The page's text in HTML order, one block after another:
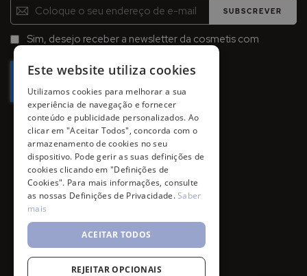
Inscreva-
se
na
Newsletter:
SUBSCREVER
Sim, desejo receber a newsletter da cosmetis com
Este website utiliza cookies
Utilizamos cookies para melhorar a sua
experiência de navegação e fornecer
conteúdo e publicidade personalizados. Ao
clicar em "Aceitar Todos", concorda com o
armazenamento de cookies no seu
dispositivo. Pode gerir as suas definições de
cookies clicando em "Definições de
Cookies". Para mais informações, consulte
as nossas Definições de Privacidade.Saber
mais
ACEITAR TODOS
REJEITAR OPCIONAIS